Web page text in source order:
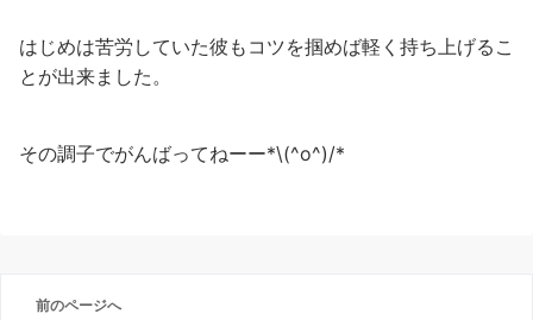
はじめは苦労していた彼もコツを掴めば軽く持ち上げるこ
とが出来ました。
その調子でがんばってねーー*\(^o^)/*
前のページへ